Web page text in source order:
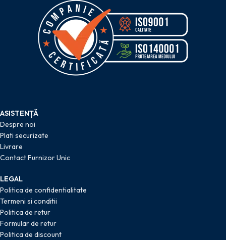
ASISTENȚĂ
Despre noi
Plati securizate
Livrare
Contact Furnizor Unic
LEGAL
Politica de confidentialitate
Termeni si conditii
Politica de retur
Formular de retur
Politica de discount